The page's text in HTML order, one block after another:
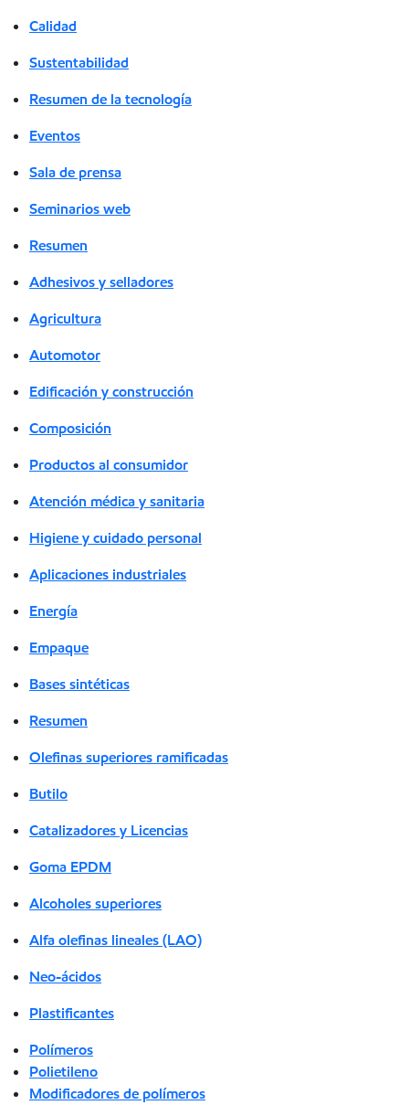
Calidad
Sustentabilidad
Resumen de la tecnología
Eventos
Sala de prensa
Seminarios web
Resumen
Adhesivos y selladores
Agricultura
Automotor
Edificación y construcción
Composición
Productos al consumidor
Atención médica y sanitaria
Higiene y cuidado personal
Aplicaciones industriales
Energía
Empaque
Bases sintéticas
Resumen
Olefinas superiores ramificadas
Butilo
Catalizadores y Licencias
Goma EPDM
Alcoholes superiores
Alfa olefinas lineales (LAO)
Neo-ácidos
Plastificantes
Polímeros
Polietileno
Modificadores de polímeros